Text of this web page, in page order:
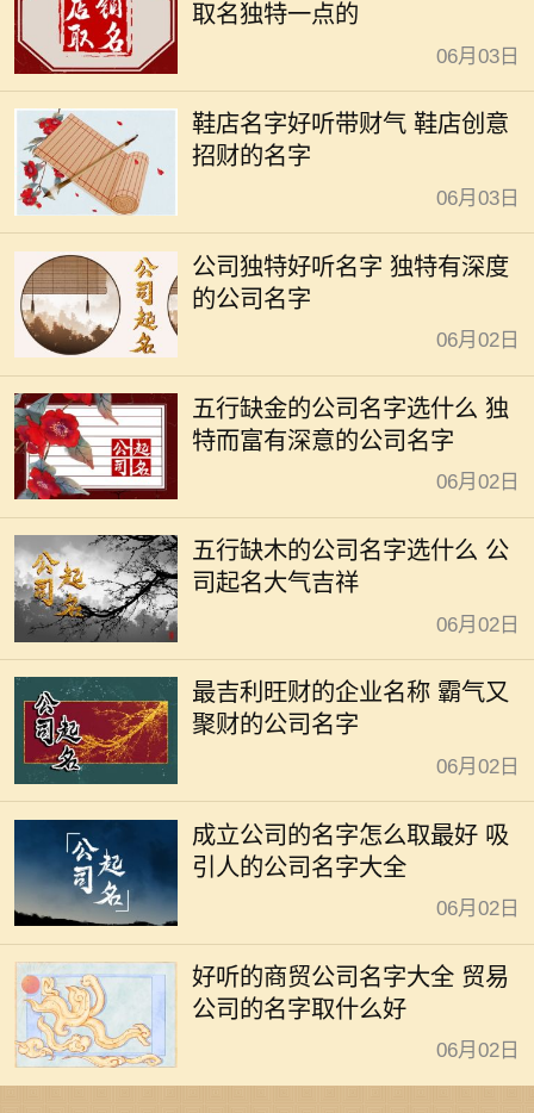
取名独特一点的
06月03日
鞋店名字好听带财气 鞋店创意
招财的名字
06月03日
公司独特好听名字 独特有深度
的公司名字
06月02日
五行缺金的公司名字选什么 独
特而富有深意的公司名字
06月02日
五行缺木的公司名字选什么 公
司起名大气吉祥
06月02日
最吉利旺财的企业名称 霸气又
聚财的公司名字
06月02日
成立公司的名字怎么取最好 吸
引人的公司名字大全
06月02日
好听的商贸公司名字大全 贸易
公司的名字取什么好
06月02日